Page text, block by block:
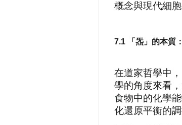
概念與現代細
7.1 「炁」的本質
在道家哲學中
學的角度來看
食物中的化學
化還原平衡的